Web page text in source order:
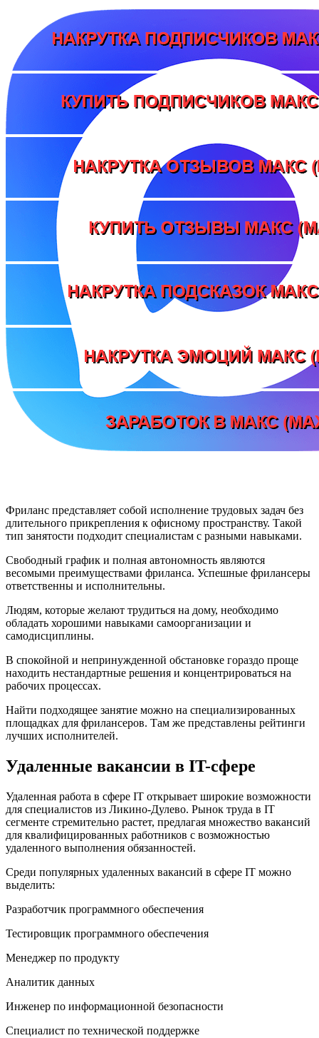
Фриланс представляет собой исполнение трудовых задач без
длительного прикрепления к офисному пространству. Такой
тип занятости подходит специалистам с разными навыками.
Свободный график и полная автономность являются
весомыми преимуществами фриланса. Успешные фрилансеры
ответственны и исполнительны.
Людям, которые желают трудиться на дому, необходимо
обладать хорошими навыками самоорганизации и
самодисциплины.
В спокойной и непринужденной обстановке гораздо проще
находить нестандартные решения и концентрироваться на
рабочих процессах.
Найти подходящее занятие можно на специализированных
площадках для фрилансеров. Там же представлены рейтинги
лучших исполнителей.
Удаленные вакансии в IT-сфере
Удаленная работа в сфере IT открывает широкие возможности
для специалистов из Ликино-Дулево. Рынок труда в IT
сегменте стремительно растет, предлагая множество вакансий
для квалифицированных работников с возможностью
удаленного выполнения обязанностей.
Среди популярных удаленных вакансий в сфере IT можно
выделить:
Разработчик программного обеспечения
Тестировщик программного обеспечения
Менеджер по продукту
Аналитик данных
Инженер по информационной безопасности
Специалист по технической поддержке